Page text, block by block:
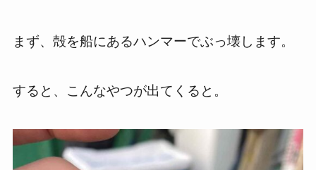
まず、殻を船にあるハンマーでぶっ壊します。
すると、こんなやつが出てくると。